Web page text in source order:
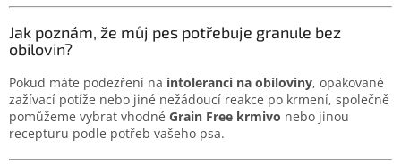
Jak poznám, že můj pes potřebuje granule bez
obilovin?
Pokud máte podezření na intoleranci na obiloviny, opakované
zažívací potíže nebo jiné nežádoucí reakce po krmení, společně
pomůžeme vybrat vhodné Grain Free krmivo nebo jinou
recepturu podle potřeb vašeho psa.